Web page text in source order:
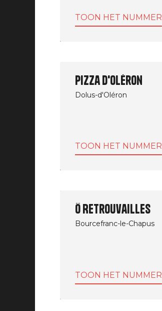
TOON HET NUMMER
Pizza d'Oléron
Dolus-d'Oléron
TOON HET NUMMER
Ô Retrouvailles
Bourcefranc-le-Chapus
TOON HET NUMMER